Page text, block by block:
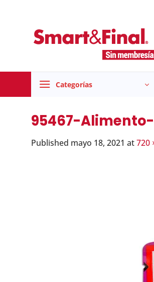
Categorías
95467-
Published mayo 18, 2021 at720